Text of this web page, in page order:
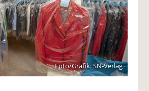
Foto/Grafik: SN-Verlag